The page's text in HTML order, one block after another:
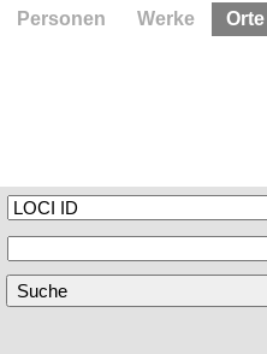
Personen Werke Orte